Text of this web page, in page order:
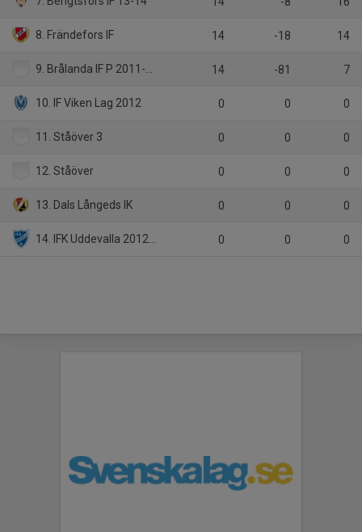
8. Frändefors IF 14 -18 14
9. Brålanda IF P 2011-2013 14 -81 7
10. IF Viken Lag 2012 0 0 0
11. Ståöver 3 0 0 0
12. Ståöver 0 0 0
13. Dals Långeds IK 0 0 0
14. IFK Uddevalla 2012 Blå 0 0 0